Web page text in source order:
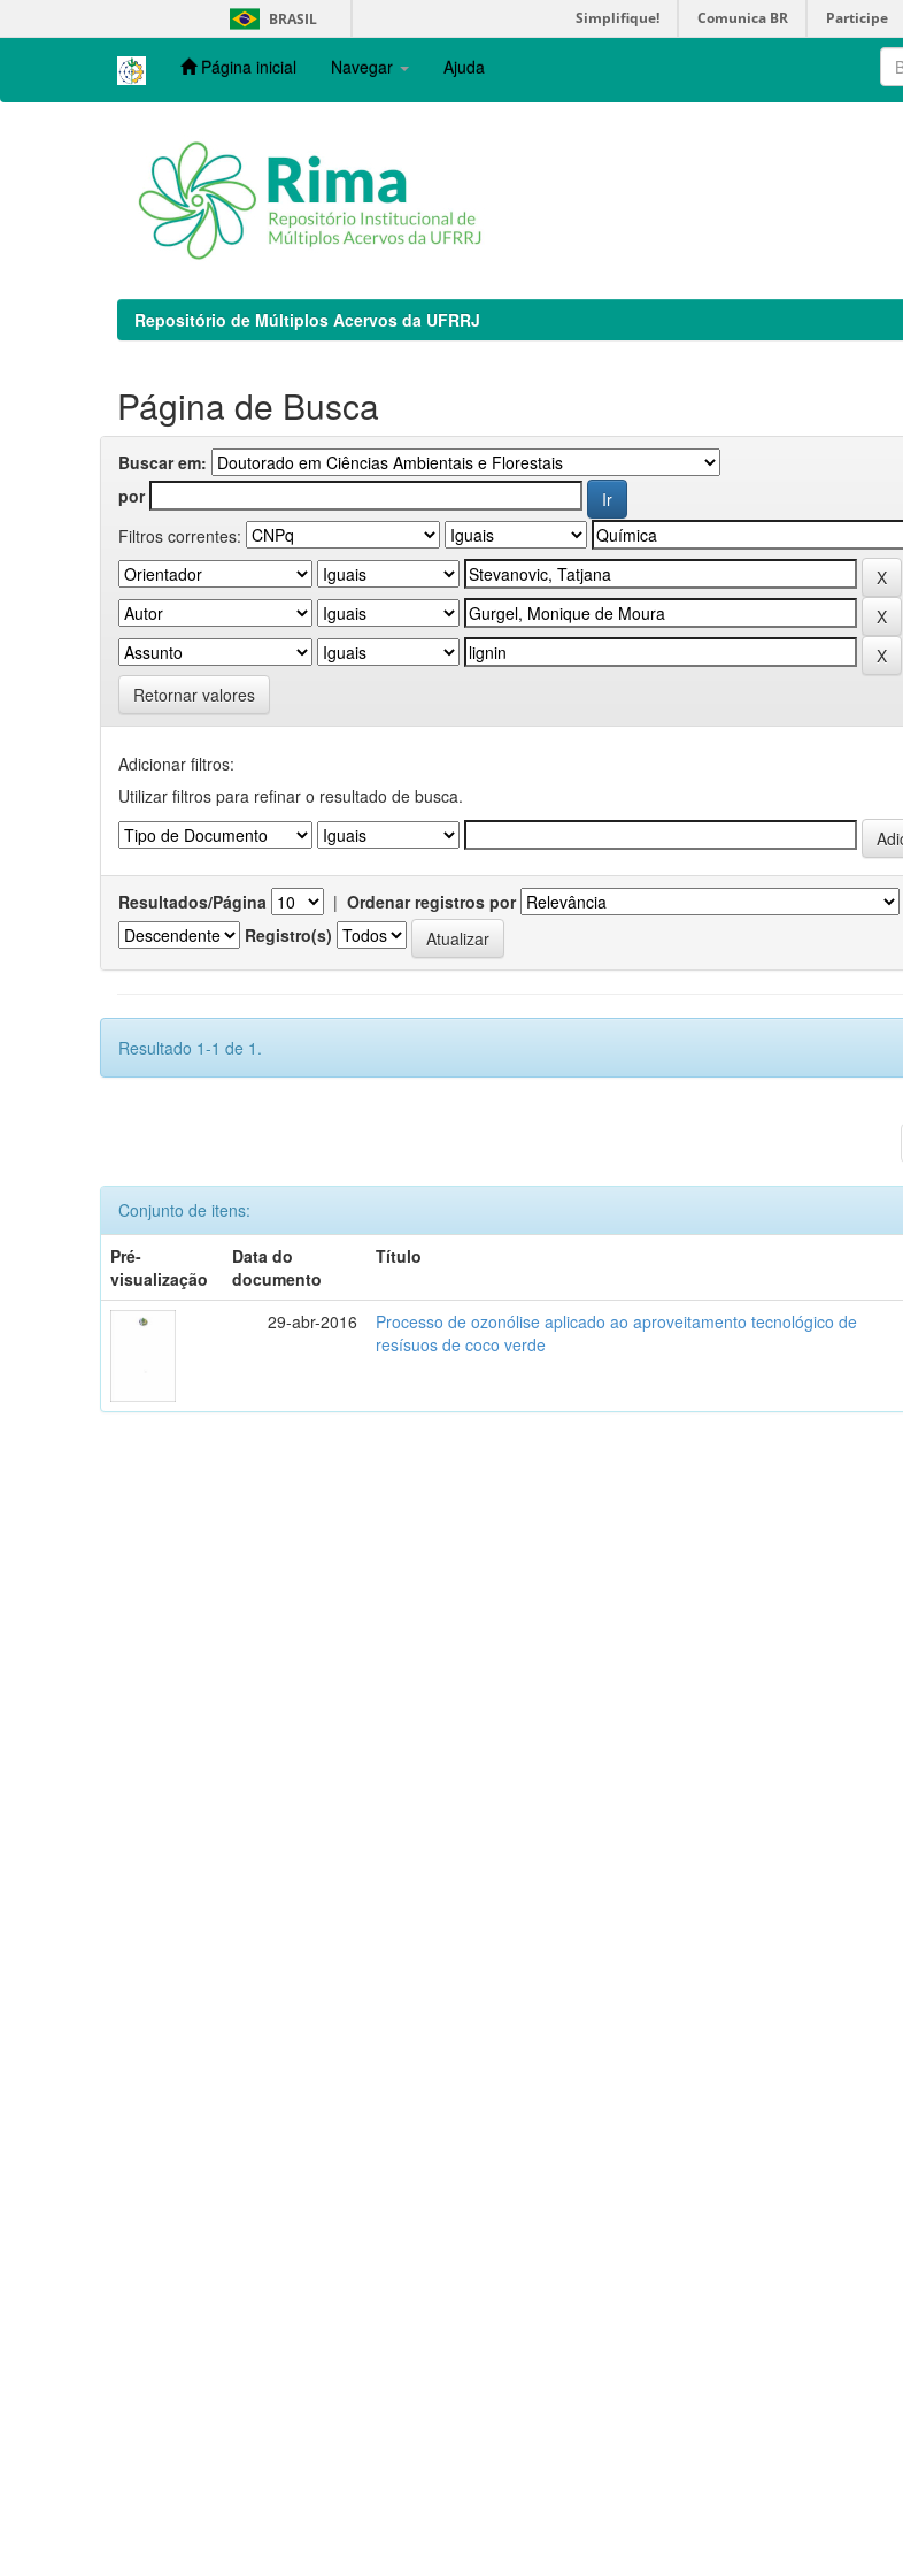
navigation
BRASIL Simplifique! Comunica BR Participe
Página inicial Navegar Ajuda
Repositório de Múltiplos Acervos da UFRRJ
Página de Busca
Buscar em:
por
Filtros correntes:
Retornar valores
Adicionar filtros:
Utilizar filtros para refinar o resultado de busca.
Resultados/Página | Ordenar registros por
Registro(s)
Resultado 1-1 de 1.
Conjunto de itens:
Pré-
visualização
Data do
documento
Título
29-abr-2016
Processo de ozonólise aplicado ao aproveitamento tecnológico de
resísuos de coco verde